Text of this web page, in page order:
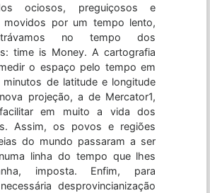
ociosos, preguiçosos e
movidos por um tempo lento,
no tempo dos
time is Money. A cartografia
o espaço pelo tempo em
minutos de latitude e longitude
projeção, a de Mercator1,
em muito a vida dos
Assim, os povos e regiões
do mundo passaram a ser
linha do tempo que lhes
imposta. Enfim, para
desprovincianização